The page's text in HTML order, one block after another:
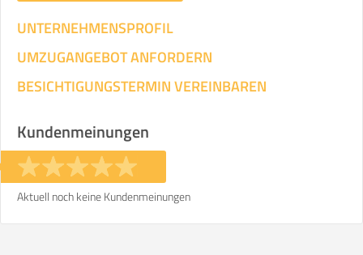
UNTERNEHMENSPROFIL
UMZUGANGEBOT ANFORDERN
BESICHTIGUNGSTERMIN VEREINBAREN
Kundenmeinungen
Aktuell noch keine Kundenmeinungen